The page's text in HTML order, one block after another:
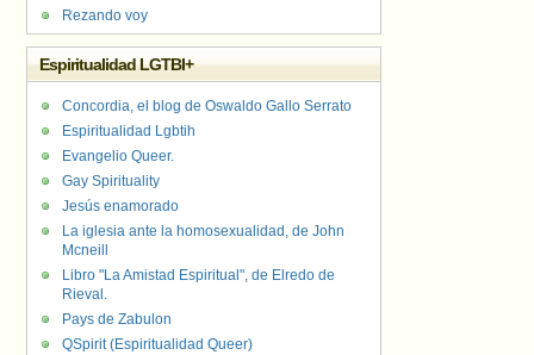
Rezando voy
Espiritualidad LGTBI+
Concordia, el blog de Oswaldo Gallo Serrato
Espiritualidad Lgbtih
Evangelio Queer.
Gay Spirituality
Jesús enamorado
La iglesia ante la homosexualidad, de John
Mcneill
Libro "La Amistad Espiritual", de Elredo de
Rieval.
Pays de Zabulon
QSpirit (Espiritualidad Queer)